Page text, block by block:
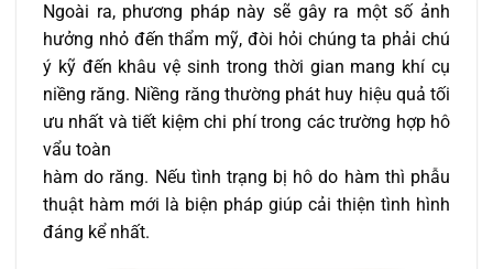
Ngoài ra, phương pháp này sẽ gây ra một số ảnh
hưởng nhỏ đến thẩm mỹ, đòi hỏi chúng ta phải chú
ý kỹ đến khâu vệ sinh trong thời gian mang khí cụ
niềng răng. Niềng răng thường phát huy hiệu quả tối
ưu nhất và tiết kiệm chi phí trong các trường hợp hô
vẩu toàn
hàm do răng. Nếu tình trạng bị hô do hàm thì phẫu
thuật hàm mới là biện pháp giúp cải thiện tình hình
đáng kể nhất.